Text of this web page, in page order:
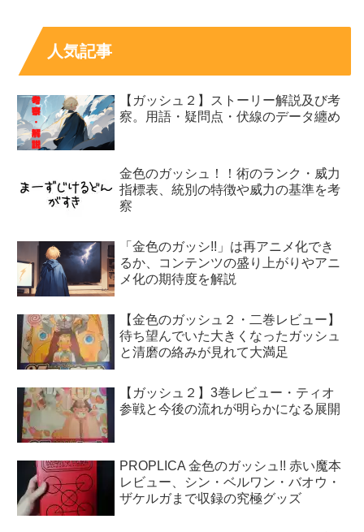
人気記事
【ガッシュ２】ストーリー解説及び考
察。用語・疑問点・伏線のデータ纏め
金色のガッシュ！！術のランク・威力
指標表、統別の特徴や威力の基準を考
察
「金色のガッシ!!」は再アニメ化でき
るか、コンテンツの盛り上がりやアニ
メ化の期待度を解説
【金色のガッシュ２・二巻レビュー】
待ち望んでいた大きくなったガッシュ
と清磨の絡みが見れて大満足
【ガッシュ２】3巻レビュー・ティオ
参戦と今後の流れが明らかになる展開
PROPLICA 金色のガッシュ!! 赤い魔本
レビュー、シン・ベルワン・バオウ・
ザケルガまで収録の究極グッズ